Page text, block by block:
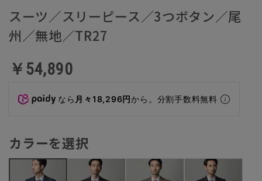
スーツ／スリーピース／3つボタン／尾
州／無地／TR27
￥54,890
なら 月々18,296円から。分割手数料無料
カラーを選択